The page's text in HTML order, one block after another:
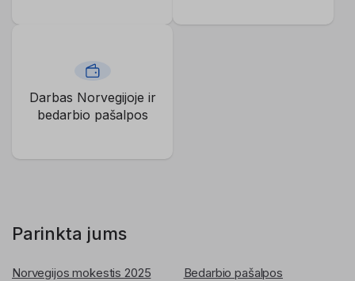
Darbas Norvegijoje ir
bedarbio pašalpos
Parinkta jums
Norvegijos mokestis 2025 Bedarbio pašalpos